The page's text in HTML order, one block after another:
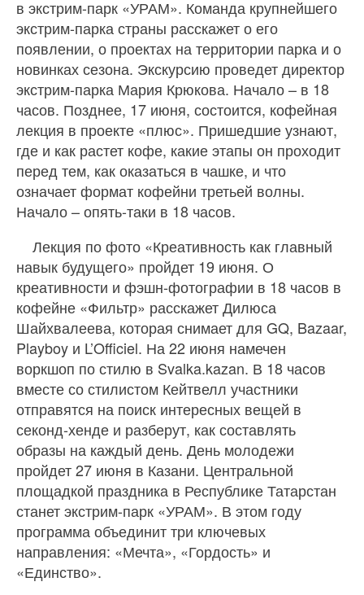
в экстрим-парк «УРАМ». Команда крупнейшего
экстрим-парка страны расскажет о его
появлении, о проектах на территории парка и о
новинках сезона. Экскурсию проведет директор
экстрим-парка Мария Крюкова. Начало – в 18
часов. Позднее, 17 июня, состоится, кофейная
лекция в проекте «плюс». Пришедшие узнают,
где и как растет кофе, какие этапы он проходит
перед тем, как оказаться в чашке, и что
означает формат кофейни третьей волны.
Начало – опять-таки в 18 часов.
Лекция по фото «Креативность как главный
навык будущего» пройдет 19 июня. О
креативности и фэшн-фотографии в 18 часов в
кофейне «Фильтр» расскажет Дилюса
Шайхвалеева, которая снимает для GQ, Bazaar,
Playboy и L’Officiel. На 22 июня намечен
воркшоп по стилю в Svalka.kazan. В 18 часов
вместе со стилистом Кейтвелл участники
отправятся на поиск интересных вещей в
секонд-хенде и разберут, как составлять
образы на каждый день. День молодежи
пройдет 27 июня в Казани. Центральной
площадкой праздника в Республике Татарстан
станет экстрим-парк «УРАМ». В этом году
программа объединит три ключевых
направления: «Мечта», «Гордость» и
«Единство».